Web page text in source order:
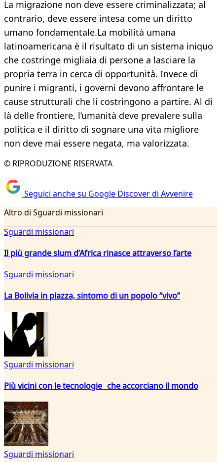
La migrazione non deve essere criminalizzata; al
contrario, deve essere intesa come un diritto
umano fondamentale.La mobilità umana
latinoamericana è il risultato di un sistema iniquo
che costringe migliaia di persone a lasciare la
propria terra in cerca di opportunità. Invece di
punire i migranti, i governi devono affrontare le
cause strutturali che li costringono a partire. Al di
là delle frontiere, l’umanità deve prevalere sulla
politica e il diritto di sognare una vita migliore
non deve mai essere negata, ma valorizzata.
© RIPRODUZIONE RISERVATA
Seguici anche su Google Discover di Avvenire
Altro di Sguardi missionari
Sguardi missionari
Il più grande slum d’Africa rinasce attraverso l’arte
Sguardi missionari
La Bolivia in piazza, sintomo di un popolo “vivo”
Sguardi missionari
Più vicini con le tecnologie che accorciano il mondo
Sguardi missionari